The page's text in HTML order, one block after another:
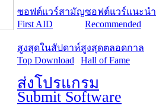
ซอฟต์แวร์สามัญ
First AID
ซอฟต์แวร์แนะนำ
Recommended
สูงสุดในสัปดาห์
Top Download
สูงสุดตลอดกาล
Hall of Fame
ส่งโปรแกรม
Submit Software